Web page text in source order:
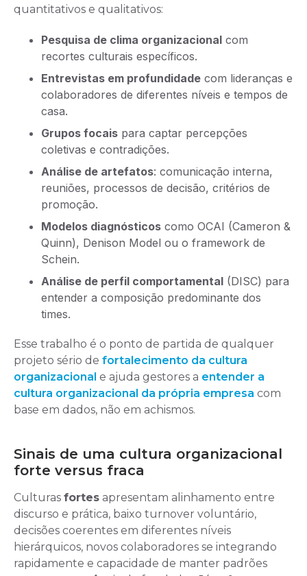
quantitativos e qualitativos:
Pesquisa de clima organizacional com
recortes culturais específicos.
Entrevistas em profundidade com lideranças e
colaboradores de diferentes níveis e tempos de
casa.
Grupos focais para captar percepções
coletivas e contradições.
Análise de artefatos: comunicação interna,
reuniões, processos de decisão, critérios de
promoção.
Modelos diagnósticos como OCAI (Cameron &
Quinn), Denison Model ou o framework de
Schein.
Análise de perfil comportamental (DISC) para
entender a composição predominante dos
times.
Esse trabalho é o ponto de partida de qualquer
projeto sério de fortalecimento da cultura
organizacional e ajuda gestores a entender a
cultura organizacional da própria empresa com
base em dados, não em achismos.
Sinais de uma cultura organizacional
forte versus fraca
Culturas fortes apresentam alinhamento entre
discurso e prática, baixo turnover voluntário,
decisões coerentes em diferentes níveis
hierárquicos, novos colaboradores se integrando
rapidamente e capacidade de manter padrões